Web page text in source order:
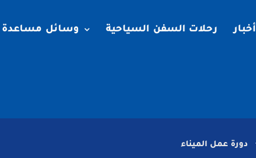
أخبار رحلات السفن السياحية وسائل مساعدة
دورة عمل الميناء